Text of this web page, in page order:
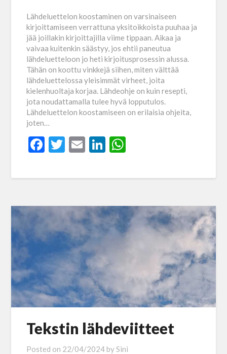
Lähdeluettelon koostaminen on varsinaiseen
kirjoittamiseen verrattuna yksitoikkoista puuhaa ja
jää joillakin kirjoittajilla viime tippaan. Aikaa ja
vaivaa kuitenkin säästyy, jos ehtii paneutua
lähdeluetteloon jo heti kirjoitusprosessin alussa.
Tähän on koottu vinkkejä siihen, miten välttää
lähdeluettelossa yleisimmät virheet, joita
kielenhuoltaja korjaa. Lähdeohje on kuin resepti,
jota noudattamalla tulee hyvä lopputulos.
Lähdeluettelon koostamiseen on erilaisia ohjeita,
joten…
Facebook
Twitter
EmailLinkedIn
Tekstin lähdeviitteet
Posted on 22/04/2024 bySini